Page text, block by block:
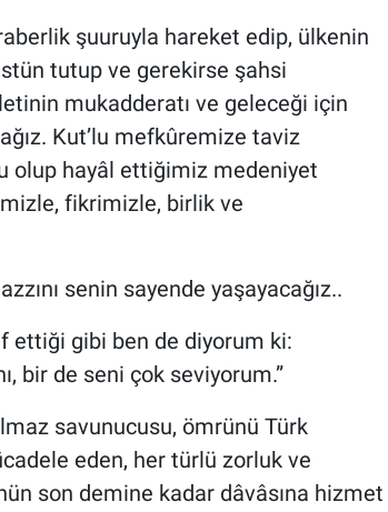
şuuruyla hareket edip, ülkenin
tutup ve gerekirse şahsi
mukadderatı ve geleceği için
Kut’lu mefkûremize taviz
olup hayâl ettiğimiz medeniyet
fikrimizle, birlik ve
senin sayende yaşayacağız..
ettiği gibi ben de diyorum ki:
bir de seni çok seviyorum.”
savunucusu, ömrünü Türk
eden, her türlü zorluk ve
son demine kadar dâvâsına hizmet